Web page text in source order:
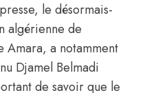
le désormais-
algérienne de
Amara, a notamment
Djamel Belmadi
de savoir que le